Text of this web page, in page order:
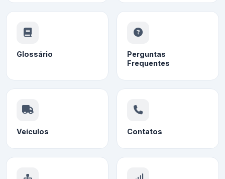
Glossário
Perguntas
Frequentes
Veículos Contatos